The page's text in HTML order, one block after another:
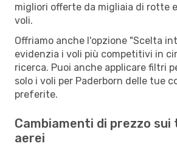
migliori offerte da migliaia di rotte
voli.
Offriamo anche l'opzione "Scelta
evidenzia i voli più competitivi in
ricerca. Puoi anche applicare filtri
solo i voli per Paderborn delle tue
preferite.
Cambiamenti di prezzo
aerei